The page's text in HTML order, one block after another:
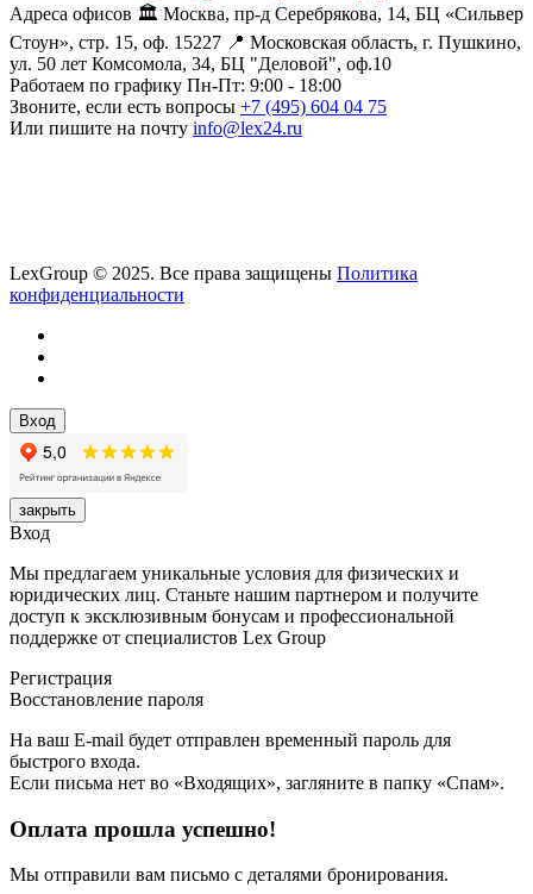
Адреса офисов 🏛️ Москва, пр-д Серебрякова, 14, БЦ «Сильвер
Стоун», стр. 15, оф. 15227 📍 Московская область, г. Пушкино,
ул. 50 лет Комсомола, 34, БЦ "Деловой", оф.10
Работаем по графику Пн-Пт: 9:00 - 18:00
Звоните, если есть вопросы +7 (495) 604 04 75
Или пишите на почту info@lex24.ru
LexGroup © 2025. Все права защищены Политика
конфиденциальности
Вход
закрыть
Вход
Мы предлагаем уникальные условия для физических и
юридических лиц. Станьте нашим партнером и получите
доступ к эксклюзивным бонусам и профессиональной
поддержке от специалистов Lex Group
Регистрация
Восстановление пароля
На ваш E-mail будет отправлен временный пароль для
быстрого входа.
Если письма нет во «Входящих», загляните в папку «Спам».
Оплата прошла успешно!
Мы отправили вам письмо с деталями бронирования.